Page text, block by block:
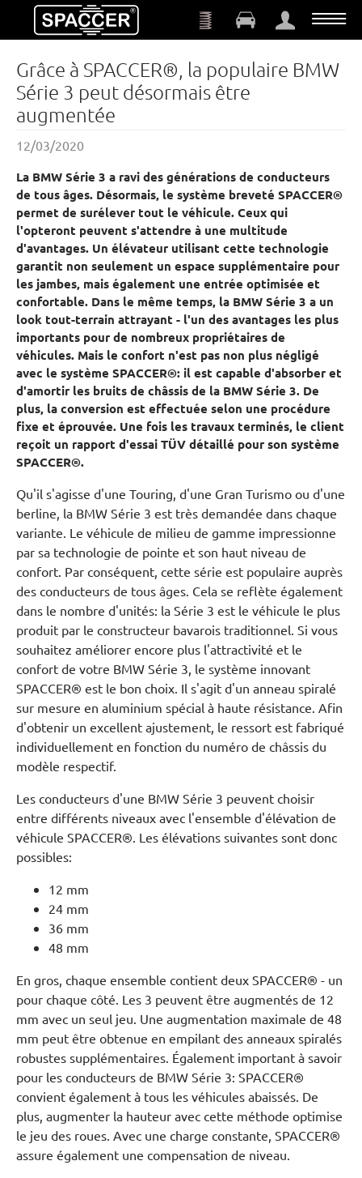
Aller au contenu principal
Grâce à SPACCER®, la populaire BMW
Série 3 peut désormais être
augmentée
12/03/2020
La BMW Série 3 a ravi des générations de conducteurs
de tous âges. Désormais, le système breveté SPACCER®
permet de surélever tout le véhicule. Ceux qui
l'opteront peuvent s'attendre à une multitude
d'avantages. Un élévateur utilisant cette technologie
garantit non seulement un espace supplémentaire pour
les jambes, mais également une entrée optimisée et
confortable. Dans le même temps, la BMW Série 3 a un
look tout-terrain attrayant - l'un des avantages les plus
importants pour de nombreux propriétaires de
véhicules. Mais le confort n'est pas non plus négligé
avec le système SPACCER®: il est capable d'absorber et
d'amortir les bruits de châssis de la BMW Série 3. De
plus, la conversion est effectuée selon une procédure
fixe et éprouvée. Une fois les travaux terminés, le client
reçoit un rapport d'essai TÜV détaillé pour son système
SPACCER®.
Qu'il s'agisse d'une Touring, d'une Gran Turismo ou d'une
berline, la BMW Série 3 est très demandée dans chaque
variante. Le véhicule de milieu de gamme impressionne
par sa technologie de pointe et son haut niveau de
confort. Par conséquent, cette série est populaire auprès
des conducteurs de tous âges. Cela se reflète également
dans le nombre d'unités: la Série 3 est le véhicule le plus
produit par le constructeur bavarois traditionnel. Si vous
souhaitez améliorer encore plus l'attractivité et le
confort de votre BMW Série 3, le système innovant
SPACCER® est le bon choix. Il s'agit d'un anneau spiralé
sur mesure en aluminium spécial à haute résistance. Afin
d'obtenir un excellent ajustement, le ressort est fabriqué
individuellement en fonction du numéro de châssis du
modèle respectif.
Les conducteurs d'une BMW Série 3 peuvent choisir
entre différents niveaux avec l'ensemble d'élévation de
véhicule SPACCER®. Les élévations suivantes sont donc
possibles:
12 mm
24 mm
36 mm
48 mm
En gros, chaque ensemble contient deux SPACCER® - un
pour chaque côté. Les 3 peuvent être augmentés de 12
mm avec un seul jeu. Une augmentation maximale de 48
mm peut être obtenue en empilant des anneaux spiralés
robustes supplémentaires. Également important à savoir
pour les conducteurs de BMW Série 3: SPACCER®
convient également à tous les véhicules abaissés. De
plus, augmenter la hauteur avec cette méthode optimise
le jeu des roues. Avec une charge constante, SPACCER®
assure également une compensation de niveau.